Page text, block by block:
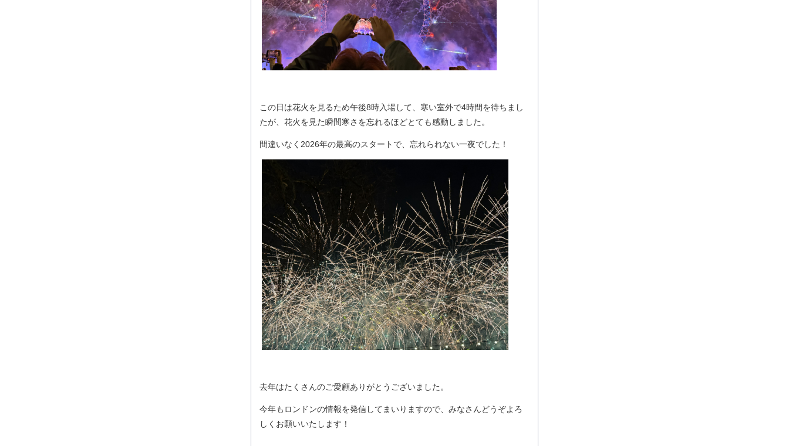
この日は花火を見るため午後8時入場して、寒い室外で4時間を待ちまし
たが、花火を見た瞬間寒さを忘れるほどとても感動しました。
間違いなく2026年の最高のスタートで、忘れられない一夜でした！
去年はたくさんのご愛顧ありがとうございました。
今年もロンドンの情報を発信してまいりますので、みなさんどうぞよろ
しくお願いいたします！